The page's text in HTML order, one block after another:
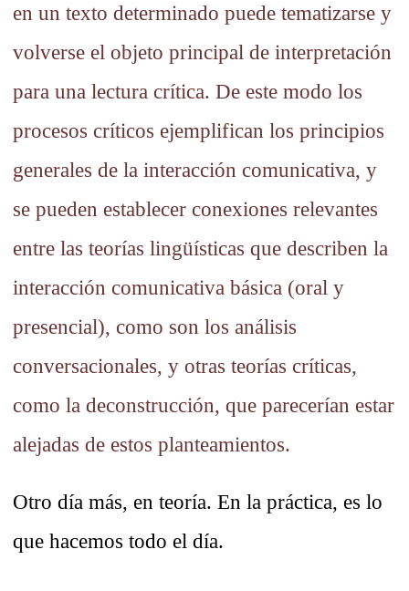
en un texto determinado puede tematizarse y
volverse el objeto principal de interpretación
para una lectura crítica. De este modo los
procesos críticos ejemplifican los principios
generales de la interacción comunicativa, y
se pueden establecer conexiones relevantes
entre las teorías lingüísticas que describen la
interacción comunicativa básica (oral y
presencial), como son los análisis
conversacionales, y otras teorías críticas,
como la deconstrucción, que parecerían estar
alejadas de estos planteamientos.
Otro día más, en teoría. En la práctica, es lo
que hacemos todo el día.